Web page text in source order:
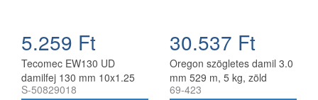
5.259 Ft
Tecomec EW130 UD
damilfej 130 mm 10x1.25
balos belső menettel
S-50829018
30.537 Ft
Oregon szögletes damil 3.0
mm 529 m, 5 kg, zöld
69-423